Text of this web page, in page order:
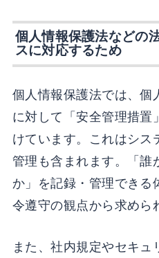
個人情報保護法などの
スに対応するため
個人情報保護法では、個
に対して「安全管理措置
けています。これはシス
管理も含まれます。「誰
か」を記録・管理できる
令遵守の観点から求めら
また、社内規定やセキ